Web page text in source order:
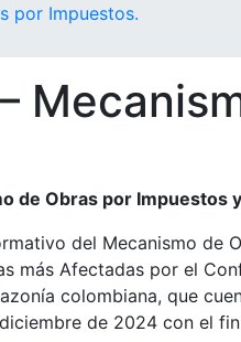
por Impuestos.
de Obras por Impuestos
del Mecanismo
más Afectadas por el
colombiana, que
de 2024 con el